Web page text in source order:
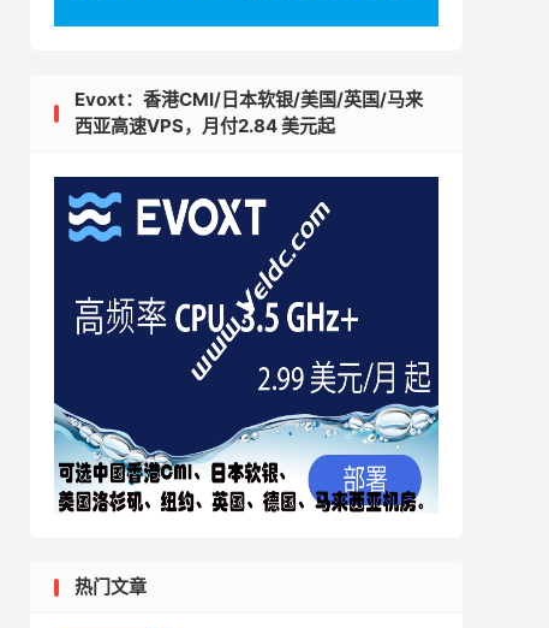
Evoxt：香港CMI/日本软银/美国/英国/马来
西亚高速VPS，月付2.84 美元起
热门文章